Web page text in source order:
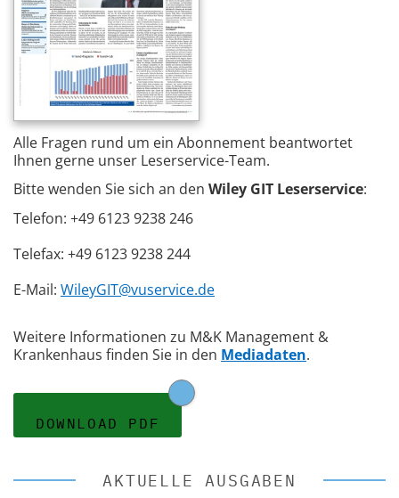
Alle Fragen rund um ein Abonnement beantwortet
Ihnen gerne unser Leserservice-Team.
Bitte wenden Sie sich an den Wiley GIT Leserservice:
Telefon: +49 6123 9238 246
Telefax: +49 6123 9238 244
E-Mail: WileyGIT@vuservice.de
Weitere Informationen zu M&K Management &
Krankenhaus finden Sie in den Mediadaten.
DOWNLOAD PDF
AKTUELLE AUSGABEN